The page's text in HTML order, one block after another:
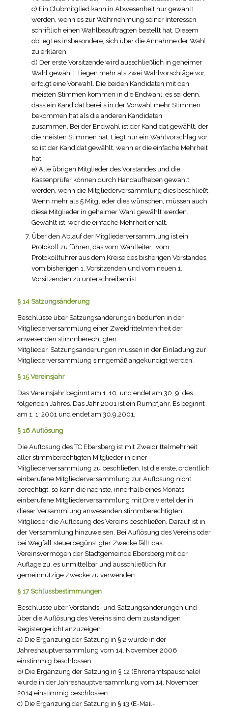
c) Ein Clubmitglied kann in Abwesenheit nur gewählt
werden, wenn es zur Wahrnehmung seiner Interessen
schriftlich einen Wahlbeauftragten bestellt hat. Diesem
obliegt es insbesondere, sich über die Annahme der Wahl
zu erklären.
d) Der erste Vorsitzende wird ausschließlich in geheimer
Wahl gewählt. Liegen mehr als zwei Wahlvorschläge vor,
erfolgt eine Vorwahl. Die beiden Kandidaten mit den
meisten Stimmen kommen in die Endwahl, es sei denn,
dass ein Kandidat bereits in der Vorwahl mehr Stimmen
bekommen hat als die anderen Kandidaten
zusammen. Bei der Endwahl ist der Kandidat gewählt, der
die meisten Stimmen hat. Liegt nur ein Wahlvorschlag vor,
so ist der Kandidat gewählt, wenn er die ein­fache Mehrheit
hat.
e) Alle übrigen Mitglieder des Vorstandes und die
Kassenprüfer können durch Handaufheben gewählt
werden, wenn die Mitgliederversammlung dies beschließt.
Wenn mehr als 5 Mitglieder dies wünschen, müssen auch
diese Mitglieder in geheimer Wahl gewählt werden.
Gewählt ist, wer die einfache Mehrheit erhält.
Über den Ablauf der Mitgliederversammlung ist ein
Protokoll zu führen, das vom Wahlleiter, vom
Protokollführer aus dem Kreise des bisherigen Vorstandes,
vom bisherigen 1. Vorsitzenden und vom neuen 1.
Vorsitzenden zu unterschreiben ist.
§ 14 Satzungsänderung
Beschlüsse über Satzungsänderungen bedürfen in der
Mitgliederversammlung einer Zweidrittelmehrheit der
anwesenden stimmberechtigten
Mitglieder. Satzungsänderungen müssen in der Einladung zur
Mitgliederversammlung sinn­gemäß angekündigt werden.
§ 15 Vereinsjahr
Das Vereinsjahr beginnt am 1. 10. und endet am 30. 9. des
folgenden Jahres. Das Jahr 2001 ist ein Rumpfjahr. Es beginnt
am 1. 1. 2001 und endet am 30.9.2001.
§ 16 Auflösung
Die Auflösung des TC Ebersberg ist mit Zweidrittelmehrheit
aller stimmberechtigten Mitglieder in einer
Mitgliederversammlung zu beschließen. Ist die erste, ordentlich
einberufene Mitgliederversammlung zur Auflösung nicht
berechtigt, so kann die nächste, innerhalb eines Monats
einberufene Mitgliederversammlung mit Dreiviertel der in
dieser Versammlung anwesenden stimmberechtigten
Mitglieder die Auflösung des Vereins beschließen. Darauf ist in
der Versammlung hinzuweisen. Bei Auflösung des Vereins oder
bei Wegfall steuerbegünstigter Zwecke fällt das
Vereinsvermögen der Stadtgemeinde Ebersberg mit der
Auflage zu, es unmittelbar und ausschließlich für
gemeinnützige Zwecke zu verwenden.
§ 17 Schlussbestimmungen
Beschlüsse über Vorstands- und Satzungsänderungen und
über die Auflösung des Vereins sind dem zuständigen
Registergericht anzuzeigen.
a) Die Ergänzung der Satzung in § 2 wurde in der
Jahreshauptversammlung vom 14. November 2006
einstimmig beschlossen.
b) Die Ergänzung der Satzung in § 12 (Ehrenamtspauschale)
wurde in der Jahreshaupt­versammlung vom 14. November
2014 einstimmig beschlossen.
c) Die Ergänzung der Satzung in § 13 (E-Mail-